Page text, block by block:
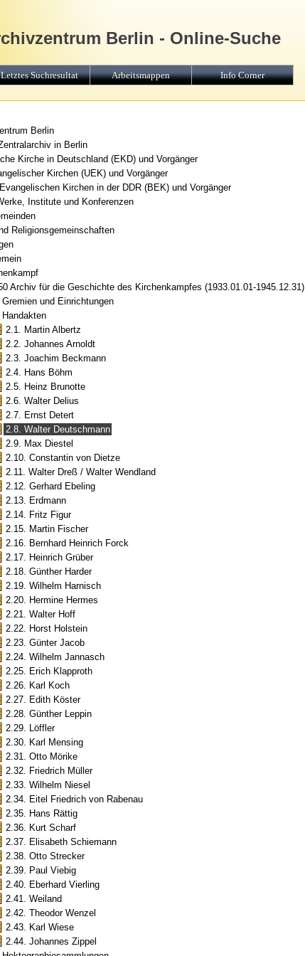
Berlin
in Berlin
Kirche in Deutschland (EKD) und Vorgänger
Kirchen (UEK) und Vorgänger
Kirchen in der DDR (BEK) und Vorgänger
Institute und Konferenzen
Religionsgemeinschaften
Archiv für die Geschichte des Kirchenkampfes (1933.01.01-1945.12.31)
Gremien und Einrichtungen
Handakten
2.1. Martin Albertz
2.2. Johannes Arnoldt
2.3. Joachim Beckmann
2.4. Hans Böhm
2.5. Heinz Brunotte
2.6. Walter Delius
2.7. Ernst Detert
2.8. Walter Deutschmann
2.9. Max Diestel
2.10. Constantin von Dietze
2.11. Walter Dreß / Walter Wendland
2.12. Gerhard Ebeling
2.13. Erdmann
2.14. Fritz Figur
2.15. Martin Fischer
2.16. Bernhard Heinrich Forck
2.17. Heinrich Grüber
2.18. Günther Harder
2.19. Wilhelm Harnisch
2.20. Hermine Hermes
2.21. Walter Hoff
2.22. Horst Holstein
2.23. Günter Jacob
2.24. Wilhelm Jannasch
2.25. Erich Klapproth
2.26. Karl Koch
2.27. Edith Köster
2.28. Günther Leppin
2.29. Löffler
2.30. Karl Mensing
2.31. Otto Mörike
2.32. Friedrich Müller
2.33. Wilhelm Niesel
2.34. Eitel Friedrich von Rabenau
2.35. Hans Rättig
2.36. Kurt Scharf
2.37. Elisabeth Schiemann
2.38. Otto Strecker
2.39. Paul Viebig
2.40. Eberhard Vierling
2.41. Weiland
2.42. Theodor Wenzel
2.43. Karl Wiese
2.44. Johannes Zippel
Berlin - Online-Suche
Letztes Suchresultat Arbeitsmappen Info Corner